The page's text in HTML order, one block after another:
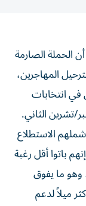
الحملة الصارمة
المهاجرين،
انتخابات
​تشرين ⁠الثاني.
‌شملهم الاستطلاع
باتوا أقل رغبة
ما يفوق
أكثر ميلاً لدعم